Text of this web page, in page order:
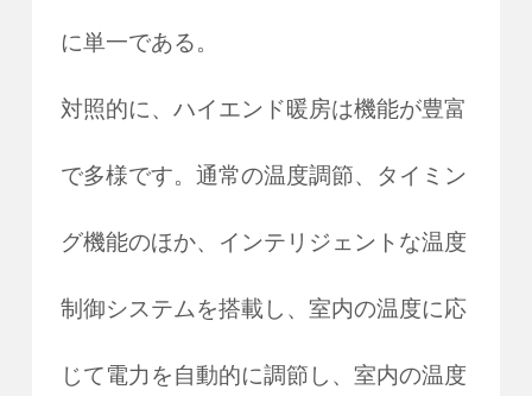
に単一である。
対照的に、ハイエンド暖房は機能が豊富
で多様です。通常の温度調節、タイミン
グ機能のほか、インテリジェントな温度
制御システムを搭載し、室内の温度に応
じて電力を自動的に調節し、室内の温度